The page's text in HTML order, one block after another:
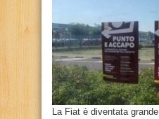
La Fiat è diventata